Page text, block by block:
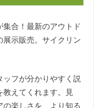
合！最新のアウトド
展示販売。サイクリン
ッフが分かりやすく説
えてくれます。
見
楽しさを、より知る